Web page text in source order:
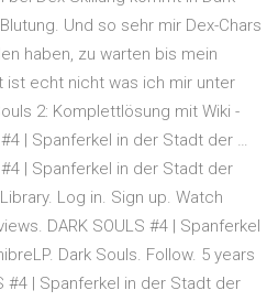
Und so sehr mir Dex-Chars
haben, zu warten bis mein
ist echt nicht was ich mir unter
2: Komplettlösung mit Wiki -
#4 | Spanferkel in der Stadt der …
#4 | Spanferkel in der Stadt der
Log in. Sign up. Watch
DARK SOULS #4 | Spanferkel
Dark Souls. Follow. 5 years
#4 | Spanferkel in der Stadt der